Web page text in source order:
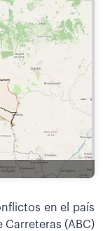
en el país
Carreteras (ABC)